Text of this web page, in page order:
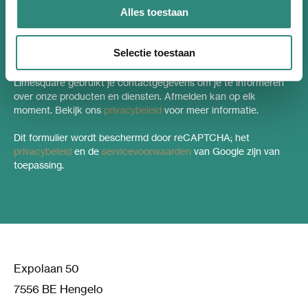
Alles toestaan
Selectie toestaan
Inschrijven
Limesquare gebruikt je contactgegevens om je te informeren
over onze producten en diensten. Afmelden kan op elk
moment. Bekijk ons privacybeleid voor meer informatie.
Dit formulier wordt beschermd door reCAPTCHA; het
privacybeleid en de servicevoorwaarden van Google zijn van
toepassing.
Expolaan 50
7556 BE Hengelo